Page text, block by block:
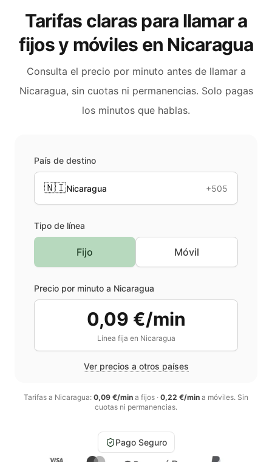
Tarifas claras para llamar a
fijos y móviles en Nicaragua
Consulta el precio por minuto antes de llamar a
Nicaragua, sin cuotas ni permanencias. Solo pagas
los minutos que hablas.
País de destino
🇳🇮Nicaragua +505
Tipo de línea
Fijo Móvil
Precio por minuto a Nicaragua
0,09 €/min
Línea fija en Nicaragua
Ver precios a otros países
Tarifas a Nicaragua: 0,09 €/min a fijos · 0,22 €/min a móviles. Sin
cuotas ni permanencias.
Pago Seguro